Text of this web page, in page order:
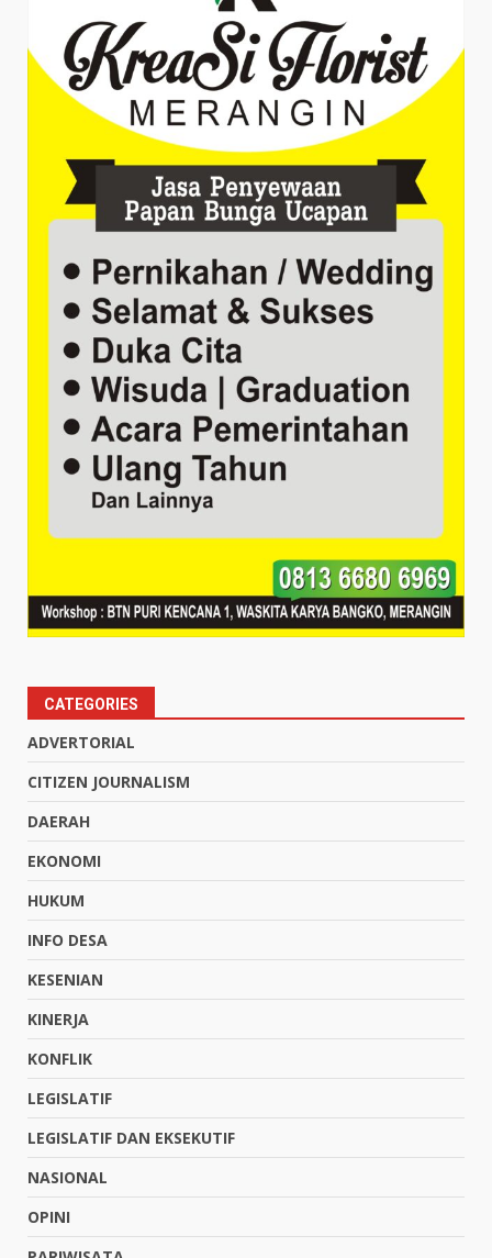
CATEGORIES
ADVERTORIAL
CITIZEN JOURNALISM
DAERAH
EKONOMI
HUKUM
INFO DESA
KESENIAN
KINERJA
KONFLIK
LEGISLATIF
LEGISLATIF DAN EKSEKUTIF
NASIONAL
OPINI